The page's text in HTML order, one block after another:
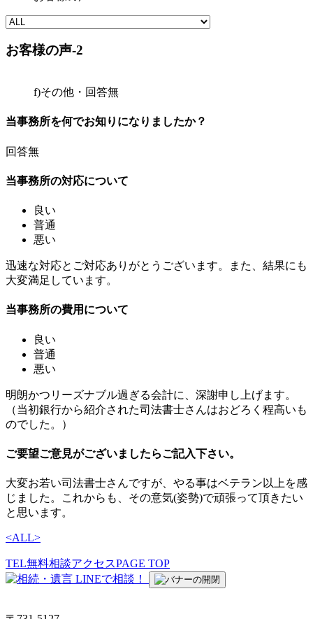
お客様の声-2
f)その他・回答無
当事務所を何でお知りになりましたか？
回答無
当事務所の対応について
良い
普通
悪い
迅速な対応とご対応ありがとうございます。また、結果にも
大変満足しています。
当事務所の費用について
良い
普通
悪い
明朗かつリーズナブル過ぎる会計に、深謝申し上げます。
（当初銀行から紹介された司法書士さんはおどろく程高いも
のでした。）
ご要望ご意見がございましたらご記入下さい。
大変お若い司法書士さんですが、やる事はベテラン以上を感
じました。これからも、その意気(姿勢)で頑張って頂きたい
と思います。
<ALL>
TEL無料相談アクセスPAGE TOP